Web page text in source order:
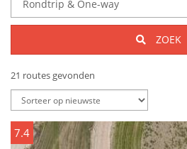
ZOEK
21 routes gevonden
7.4